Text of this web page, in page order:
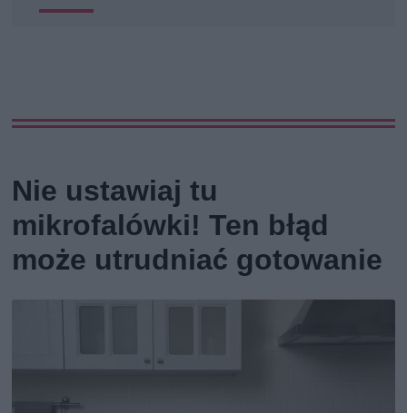
Nie ustawiaj tu
mikrofalówki! Ten błąd
może utrudniać gotowanie